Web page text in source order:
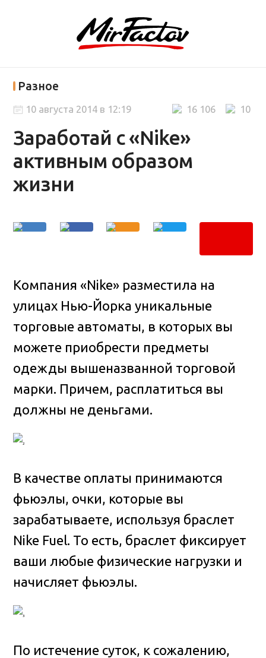
Разное
Заработай с «Nike»
активным образом
жизни
10
16 106
10 августа 2014 в 12:19
Компания «Nike» разместила на
улицах Нью-Йорка уникальные
торговые автоматы, в которых вы
можете приобрести предметы
одежды вышеназванной торговой
марки. Причем, расплатиться вы
должны не деньгами.
В качестве оплаты принимаются
фьюэлы, очки, которые вы
зарабатываете, используя браслет
Nike Fuel. То есть, браслет фиксирует
ваши любые физические нагрузки и
начисляет фьюэлы.
По истечение суток, к сожалению,